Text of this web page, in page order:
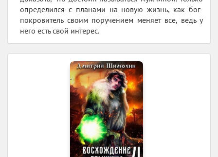
определился с планами на новую жизнь, как бог-
покровитель своим поручением меняет все, ведь у
него есть свой интерес.